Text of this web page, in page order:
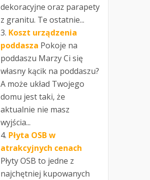
dekoracyjne oraz parapety
z granitu. Te ostatnie...
Koszt urządzenia
poddasza Pokoje na
poddaszu Marzy Ci się
własny kącik na poddaszu?
A może układ Twojego
domu jest taki, że
aktualnie nie masz
wyjścia...
Płyta OSB w
atrakcyjnych cenach
Płyty OSB to jedne z
najchętniej kupowanych